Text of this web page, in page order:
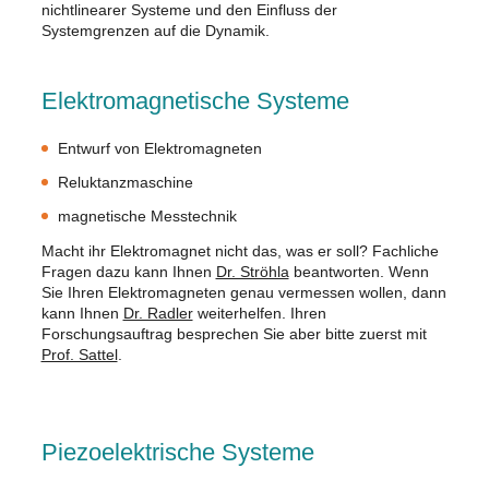
nichtlinearer Systeme und den Einfluss der
Systemgrenzen auf die Dynamik.
Elektromagnetische Systeme
Entwurf von Elektromagneten
Reluktanzmaschine
magnetische Messtechnik
Macht ihr Elektromagnet nicht das, was er soll? Fachliche
Fragen dazu kann Ihnen Dr. Ströhla beantworten. Wenn
Sie Ihren Elektromagneten genau vermessen wollen, dann
kann Ihnen Dr. Radlerweiterhelfen. Ihren
Forschungsauftrag besprechen Sie aber bitte zuerst mit
Prof. Sattel.
Piezoelektrische Systeme